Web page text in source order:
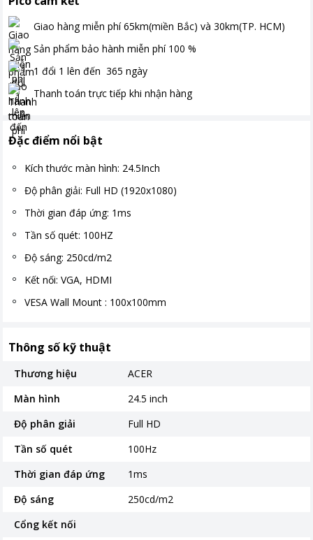
Giao hàng miễn phí 65km(miền Bắc) và 30km(TP. HCM)
Sản phẩm bảo hành miễn phí 100 %
1 đổi 1 lên đến 365 ngày
Thanh toán trực tiếp khi nhận hàng
Đặc điểm nổi bật
Kích thước màn hình: 24.5Inch
Độ phân giải: Full HD (1920x1080)
Thời gian đáp ứng: 1ms
Tần số quét: 100HZ
Độ sáng: 250cd/m2
Kết nối: VGA, HDMI
VESA Wall Mount : 100x100mm
Thông số kỹ thuật
Thương hiệu
ACER
Màn hình
24.5 inch
Độ phân giải
Full HD
Tần số quét
100Hz
Thời gian đáp ứng
1ms
Độ sáng
250cd/m2
Cổng kết nối